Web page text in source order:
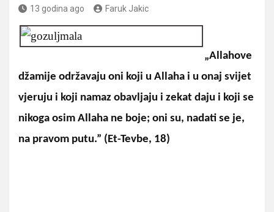
13 godina ago Faruk Jakic
„Allahove
džamije održavaju oni koji u Allaha i u onaj svijet
vjeruju i koji namaz obavljaju i zekat daju i koji se
nikoga osim Allaha ne boje; oni su, nadati se je,
na pravom putu.” (Et-Tevbe, 18)